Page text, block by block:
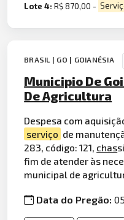
Lote 4:R$ 870,00 -
BRASIL | GO | GOIANÉSIA
Municipio De
De Agricultura
Despesa com
serviço de
283, código: 121, chas
fim de atender às
municipal de
Data do Pregão: